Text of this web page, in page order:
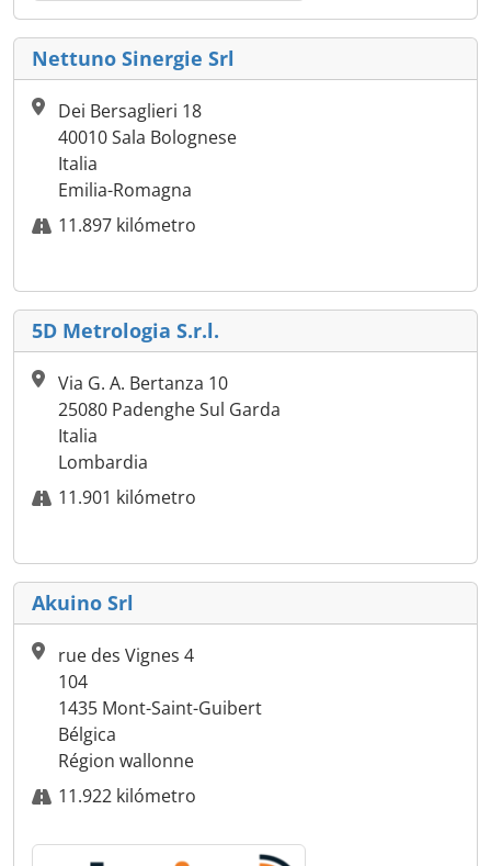
Nettuno Sinergie Srl
Dei Bersaglieri 18
40010 Sala Bolognese
Italia
Emilia-Romagna
11.897 kilómetro
5D Metrologia S.r.l.
Via G. A. Bertanza 10
25080 Padenghe Sul Garda
Italia
Lombardia
11.901 kilómetro
Akuino Srl
rue des Vignes 4
104
1435 Mont-Saint-Guibert
Bélgica
Région wallonne
11.922 kilómetro